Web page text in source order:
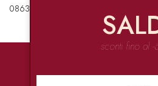
08631871946
sconti fino al -